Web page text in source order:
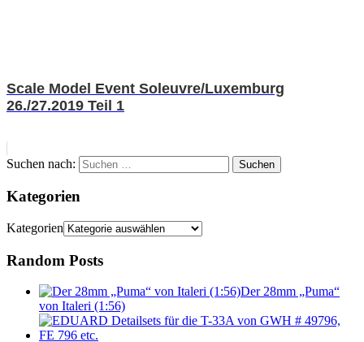
Scale Model Event Soleuvre/Luxemburg
26./27.2019 Teil 1
Suchen nach: Suchen
Kategorien
Kategorien
Random Posts
Der 28mm „Puma“
von Italeri (1:56)